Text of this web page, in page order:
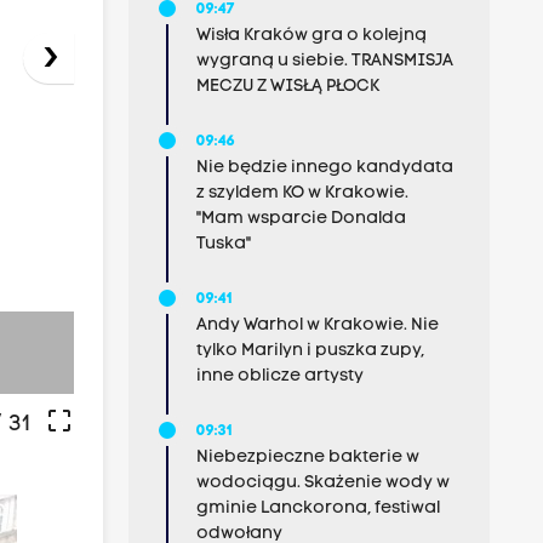
fot: Karolina Majewska
›
crop_free
09:47
Wisła Kraków gra o kolejną
wygraną u siebie. TRANSMISJA
MECZU Z WISŁĄ PŁOCK
09:46
Nie będzie innego kandydata
z szyldem KO w Krakowie.
"Mam wsparcie Donalda
Tuska"
09:41
Andy Warhol w Krakowie. Nie
tylko Marilyn i puszka zupy,
inne oblicze artysty
09:31
Niebezpieczne bakterie w
wodociągu. Skażenie wody w
gminie Lanckorona, festiwal
odwołany